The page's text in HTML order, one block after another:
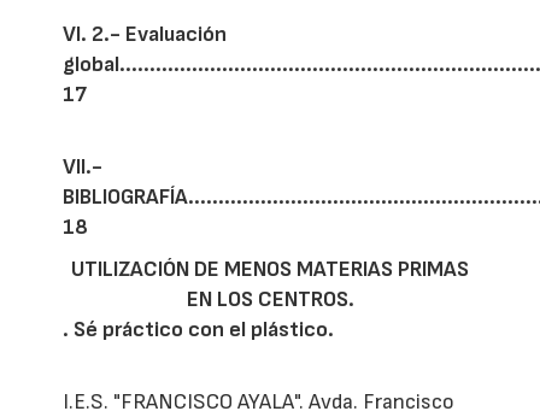
VI. 2.- Evaluación
17
VII.-
18
UTILIZACIÓN DE MENOS MATERIAS PRIMAS
EN LOS CENTROS.
. Sé práctico con el plástico.
I.E.S. "FRANCISCO AYALA". Avda. Francisco